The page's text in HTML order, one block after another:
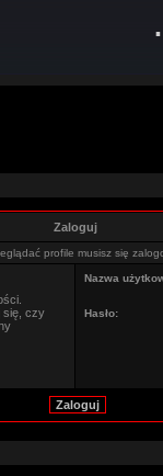
Zaloguj
profile musisz się
się, czy
Nazwa
Hasło: